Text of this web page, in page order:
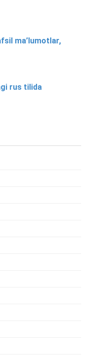
ma’lumotlar,
rus tilida